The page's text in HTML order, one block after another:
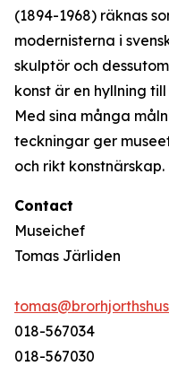
(1894-1968) räknas
modernisterna i
skulptör och
konst är en hyllning
Med sina många
teckningar ger
och rikt konstnärskap.
Contact
Museichef
Tomas Järliden
018-567034
018-567030